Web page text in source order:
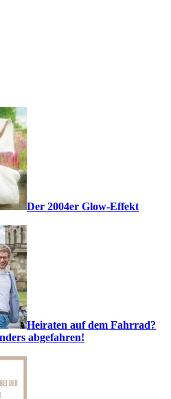
Der 2004er Glow-Effekt
Heiraten auf dem Fahrrad?
abgefahren!